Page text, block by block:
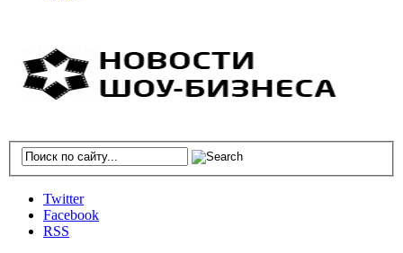
Twitter
Facebook
RSS